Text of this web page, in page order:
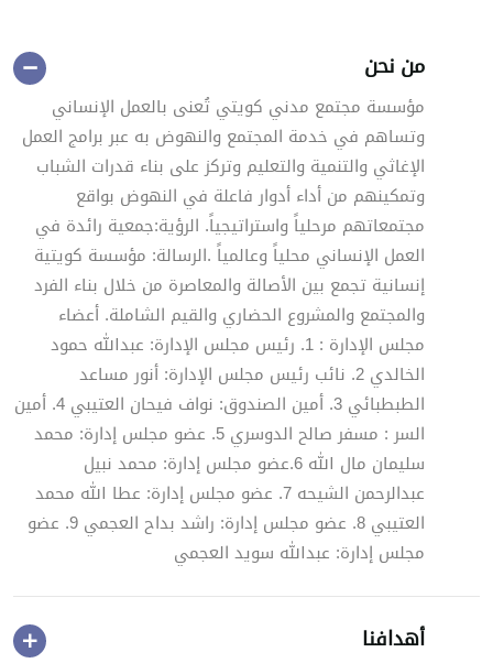
من نحن
مؤسسة مجتمع مدني كويتي تُعنى بالعمل الإنساني
وتساهم في خدمة المجتمع والنهوض به عبر برامج العمل
الإغاثي والتنمية والتعليم وتركز على بناء قدرات الشباب
وتمكينهم من أداء أدوار فاعلة في النهوض بواقع
مجتمعاتهم مرحلياً واستراتيجياً. الرؤية:جمعية رائدة في
العمل الإنساني محلياً وعالمياً .الرسالة: مؤسسة كويتية
إنسانية تجمع بين الأصالة والمعاصرة من خلال بناء الفرد
والمجتمع والمشروع الحضاري والقيم الشاملة. أعضاء
مجلس الإدارة : 1. رئيس مجلس الإدارة: عبدالله حمود
الخالدي 2. نائب رئيس مجلس الإدارة: أنور مساعد
الطبطبائي 3. أمين الصندوق: نواف فيحان العتيبي 4. أمين
السر : مسفر صالح الدوسري 5. عضو مجلس إدارة: محمد
سليمان مال الله 6.عضو مجلس إدارة: محمد نبيل
عبدالرحمن الشيحه 7. عضو مجلس إدارة: عطا الله محمد
العتيبي 8. عضو مجلس إدارة: راشد بداح العجمي 9. عضو
مجلس إدارة: عبدالله سويد العجمي
أهدافنا